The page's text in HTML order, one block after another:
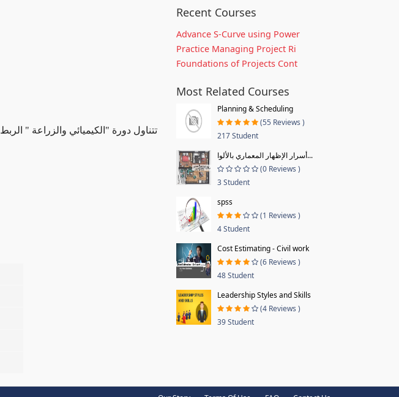
تتناول دورة "الكيميائي والزراعة "
Recent Courses
Advance S-Curve using Power
Practice Managing Project Ri
Foundations of Projects Cont
Most Related Courses
Planning & Scheduling
(55 Reviews )
217 Student
أسرار الإظهار المعماري بالألوا...
(0 Reviews )
3 Student
spss
(1 Reviews )
4 Student
Cost Estimating - Civil work
(6 Reviews )
48 Student
Leadership Styles and Skills
(4 Reviews )
39 Student